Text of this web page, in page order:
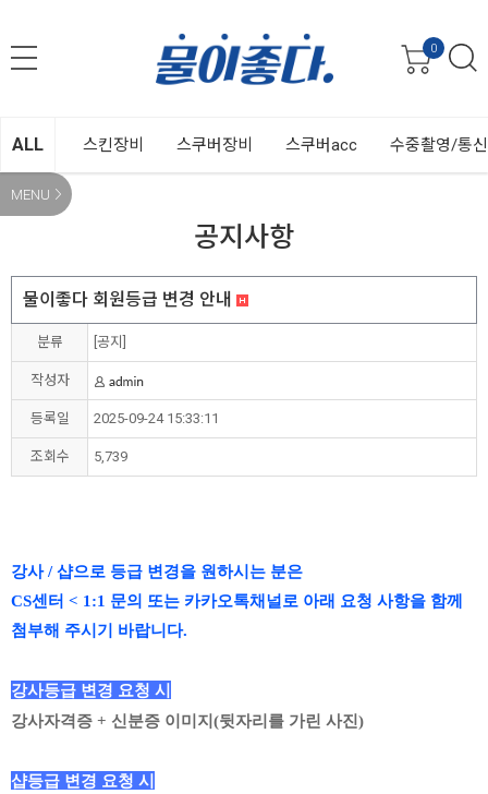
0
ALL 스킨장비 스쿠버장비 스쿠버acc 수중촬영/통
MENU
공지사항
물이좋다 회원등급 변경 안내
분류 [공지]
작성자
등록일 2025-09-24 15:33:11
조회수 5,739
강사 / 샵으로 등급 변경을 원하시는 분은
CS센터 < 1:1 문의 또는 카카오톡채널로 아래 요청 사항을 함께
첨부해 주시기 바랍니다.
강사등급 변경 요청 시
강사자격증 + 신분증 이미지(뒷자리를 가린 사진)
샵등급 변경 요청 시